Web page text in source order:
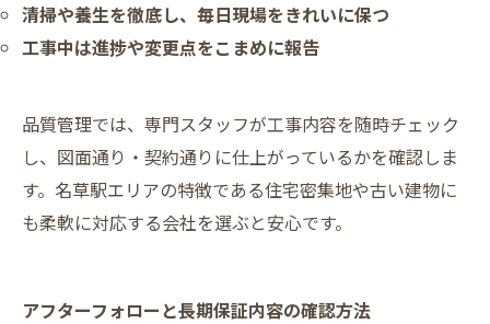
清掃や養生を徹底し、毎日現場をきれいに保つ
工事中は進捗や変更点をこまめに報告
品質管理では、専門スタッフが工事内容を随時チェック
し、図面通り・契約通りに仕上がっているかを確認しま
す。名草駅エリアの特徴である住宅密集地や古い建物に
も柔軟に対応する会社を選ぶと安心です。
アフターフォローと長期保証内容の確認方法